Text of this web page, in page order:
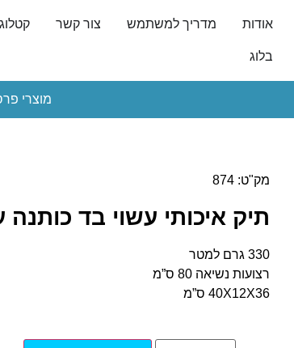
אודות מדריך למשתמש צור קשר
בלוג
מוצרי
מק"ט: 874
תיק איכותי עשוי בד כותנה
330 גרם למטר
רצועות נשיאה 80 ס”מ
40X12X36 ס”מ